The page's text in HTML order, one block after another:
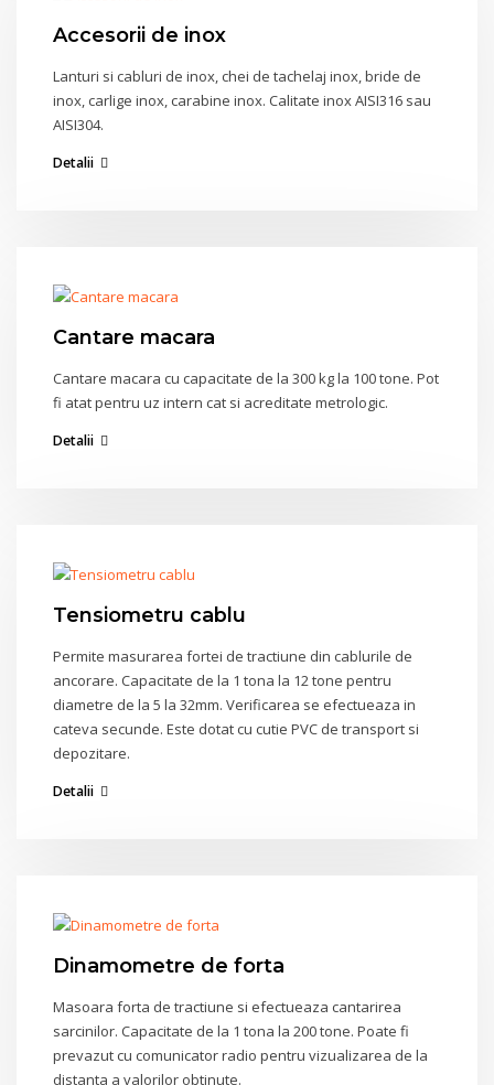
Accesorii de inox
Lanturi si cabluri de inox, chei de tachelaj inox, bride de
inox, carlige inox, carabine inox. Calitate inox AISI316 sau
AISI304.
Detalii
Cantare macara
Cantare macara cu capacitate de la 300 kg la 100 tone. Pot
fi atat pentru uz intern cat si acreditate metrologic.
Detalii
Tensiometru cablu
Permite masurarea fortei de tractiune din cablurile de
ancorare. Capacitate de la 1 tona la 12 tone pentru
diametre de la 5 la 32mm. Verificarea se efectueaza in
cateva secunde. Este dotat cu cutie PVC de transport si
depozitare.
Detalii
Dinamometre de forta
Masoara forta de tractiune si efectueaza cantarirea
sarcinilor. Capacitate de la 1 tona la 200 tone. Poate fi
prevazut cu comunicator radio pentru vizualizarea de la
distanta a valorilor obtinute.